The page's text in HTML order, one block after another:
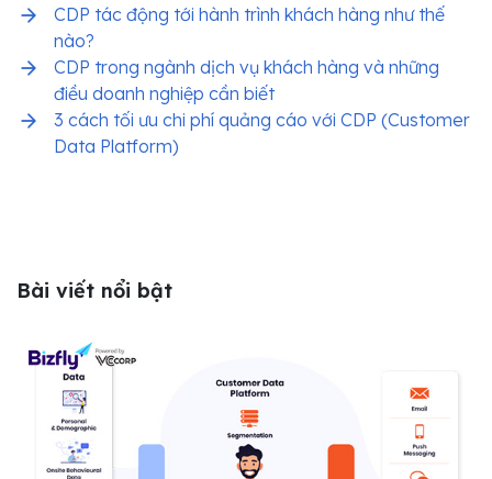
CDP tác động tới hành trình khách hàng như thế
nào?
CDP trong ngành dịch vụ khách hàng và những
điều doanh nghiệp cần biết
3 cách tối ưu chi phí quảng cáo với CDP (Customer
Data Platform)
Bài viết nổi bật